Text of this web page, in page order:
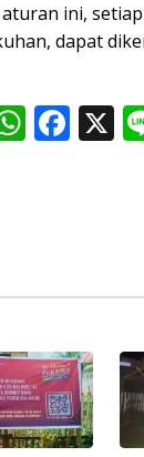
ini,
dapat
W
p
F
o
X